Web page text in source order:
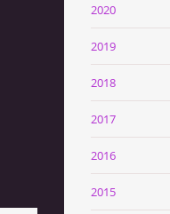
2020
2019
2018
2017
2016
2015